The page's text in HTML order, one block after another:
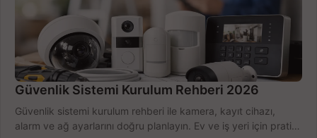
Güvenlik Sistemi Kurulum Rehberi 2026
Güvenlik sistemi kurulum rehberi ile kamera, kayıt cihazı,
alarm ve ağ ayarlarını doğru planlayın. Ev ve iş yeri için pratik